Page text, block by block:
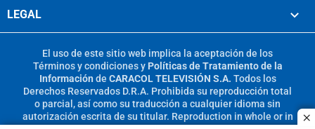
LEGAL
El uso de este sitio web implica la aceptación de los
Términos y condicionesy Políticas de Tratamiento de la
Información de CARACOL TELEVISIÓN S.A. Todos los
Derechos Reservados D.R.A. Prohibida su reproducción total
o parcial, así como su traducción a cualquier idioma sin
autorización escrita de su titular. Reproduction in whole or in